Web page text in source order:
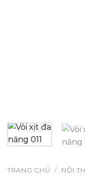
TRANG CHỦ / NỘI